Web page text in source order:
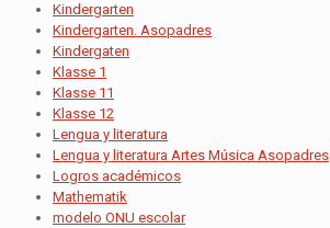
Kindergarten
Kindergarten. Asopadres
Kindergaten
Klasse 1
Klasse 11
Klasse 12
Lengua y literatura
Lengua y literatura Artes Música Asopadres
Logros académicos
Mathematik
modelo ONU escolar